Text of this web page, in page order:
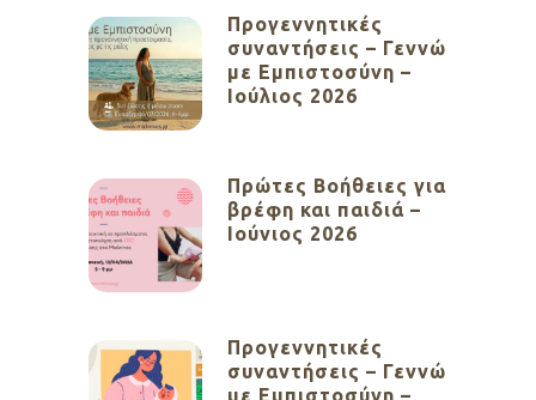
Προγεννητικές
συναντήσεις – Γεννώ
με Εμπιστοσύνη –
Ιούλιος 2026
Πρώτες Βοήθειες για
βρέφη και παιδιά –
Ιούνιος 2026
Προγεννητικές
συναντήσεις – Γεννώ
με Εμπιστοσύνη –